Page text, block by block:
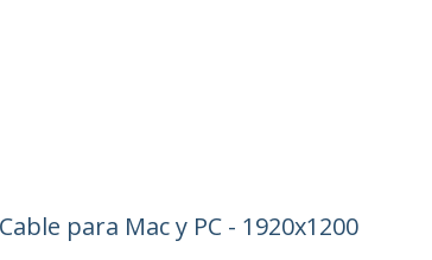
para Mac y PC - 1920x1200